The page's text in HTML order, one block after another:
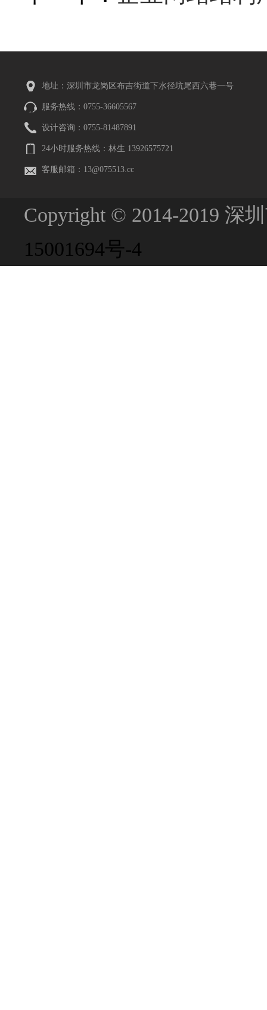
地址：深圳市龙岗区布吉街道下水径坑尾西六巷一号
服务热线：0755-36605567
设计咨询：0755-81487891
24小时服务热线：林生 13926575721
客服邮箱：13@075513.cc
Copyright © 2014-2019
15001694号-4